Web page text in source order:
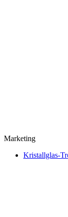
Marketing
Kristallglas-